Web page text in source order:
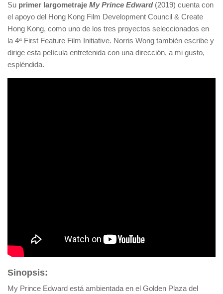
Su primer largometraje My Prince Edward(2019) cuenta con
el apoyo del Hong Kong Film Development Council & Create
Hong Kong, como uno de los tres proyectos seleccionados en
la 4ª First Feature Film Initiative. Norris Wong también escribe y
dirige esta película entretenida con una dirección, a mi gusto,
espléndida.
Sinopsis:
My Prince Edward está ambientada en el Golden Plaza del